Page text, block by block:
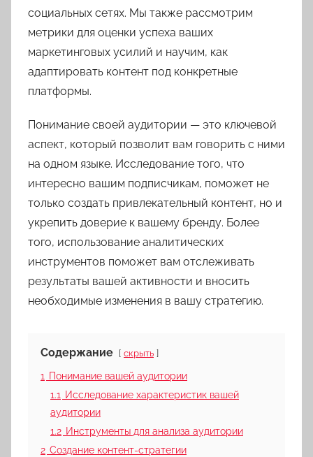
социальных сетях. Мы также рассмотрим
метрики для оценки успеха ваших
маркетинговых усилий и научим, как
адаптировать контент под конкретные
платформы.
Понимание своей аудитории — это ключевой
аспект, который позволит вам говорить с ними
на одном языке. Исследование того, что
интересно вашим подписчикам, поможет не
только создать привлекательный контент, но и
укрепить доверие к вашему бренду. Более
того, использование аналитических
инструментов поможет вам отслеживать
результаты вашей активности и вносить
необходимые изменения в вашу стратегию.
Содержание скрыть
1 Понимание вашей аудитории
1.1 Исследование характеристик вашей
аудитории
1.2 Инструменты для анализа аудитории
2 Создание контент-стратегии